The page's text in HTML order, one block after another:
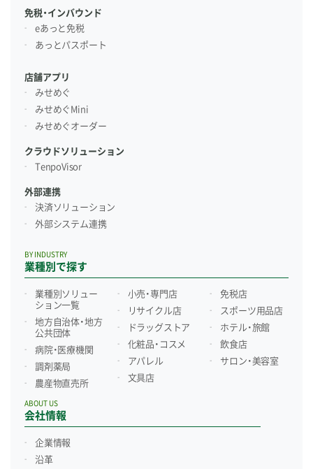
免税・インバウンド
eあっと免税
あっとパスポート
店舗アプリ
みせめぐ
みせめぐMini
みせめぐオーダー
クラウドソリューション
TenpoVisor
外部連携
決済ソリューション
外部システム連携
業種別で探す
BY INDUSTRY
業種別ソリュー
ション一覧
地方自治体・地方
公共団体
病院・医療機関
調剤薬局
農産物直売所
小売・専門店
リサイクル店
ドラッグストア
化粧品・コスメ
アパレル
文具店
免税店
スポーツ用品店
ホテル・旅館
飲食店
サロン・美容室
会社情報
ABOUT US
企業情報
沿革